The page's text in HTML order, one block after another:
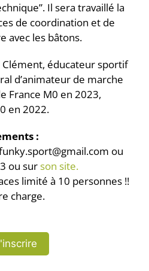
Il sera travaillé la
de coordination et de
avec les bâtons.
Clément, éducateur sportif
d’animateur de marche
France M0 en 2023,
en 2022.
:
ou
ou surson site.
limité à 10 personnes !!
charge.